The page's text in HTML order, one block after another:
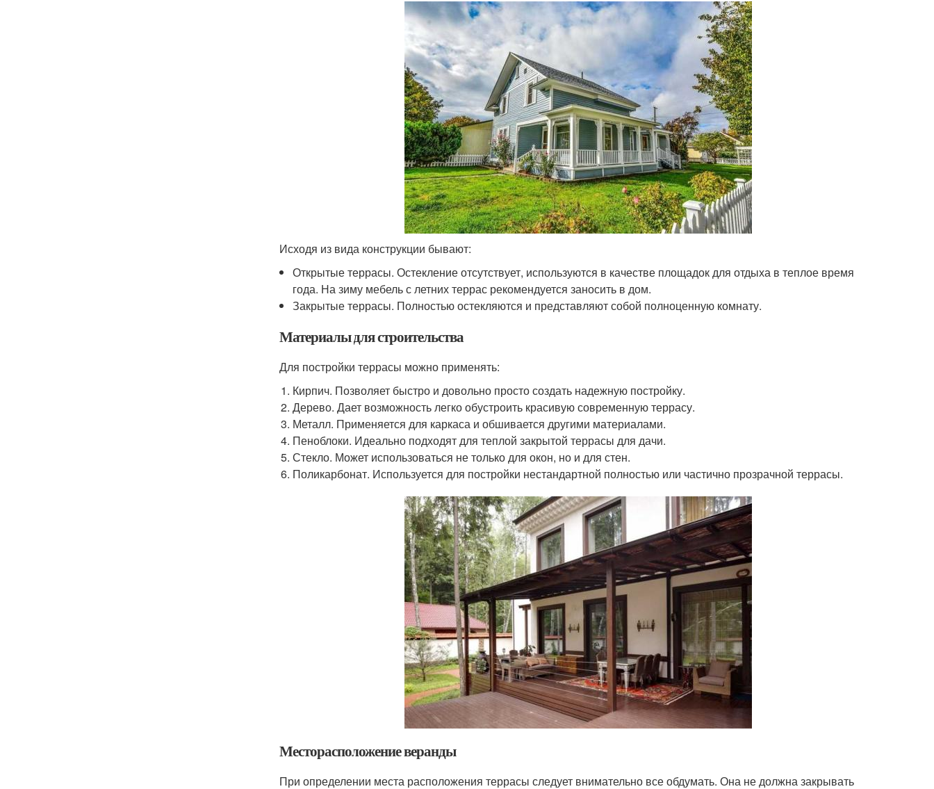
Исходя из вида конструкции бывают:
Открытые террасы. Остекление отсутствует, используются в качестве площадок для отдыха в теплое время
года. На зиму мебель с летних террас рекомендуется заносить в дом.
Закрытые террасы. Полностью остекляются и представляют собой полноценную комнату.
Материалы для строительства
Для постройки террасы можно применять:
Кирпич. Позволяет быстро и довольно просто создать надежную постройку.
Дерево. Дает возможность легко обустроить красивую современную террасу.
Металл. Применяется для каркаса и обшивается другими материалами.
Пеноблоки. Идеально подходят для теплой закрытой террасы для дачи.
Стекло. Может использоваться не только для окон, но и для стен.
Поликарбонат. Используется для постройки нестандартной полностью или частично прозрачной террасы.
Месторасположение веранды
При определении места расположения террасы следует внимательно все обдумать. Она не должна закрывать